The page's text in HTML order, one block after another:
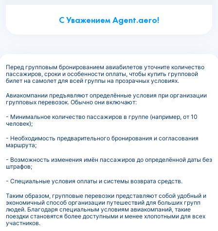
С Уважением Agent.aero!
Перед групповым бронированием авиабилетов уточните количество
пассажиров, сроки и особенности оплаты, чтобы купить групповой
билет на самолет для всей группы на прозрачных условиях.
Авиакомпании предъявляют определённые условия при организации
групповых перевозок. Обычно они включают:
- Минимальное количество пассажиров в группе (например, от 10
человек);
- Необходимость предварительного бронирования и согласования
маршрута;
- Возможность изменения имён пассажиров до определённой даты без
штрафов;
- Специальные условия оплаты и системы возврата средств.
Таким образом, групповые перевозки представляют собой удобный и
экономичный способ организации путешествий для больших групп
людей. Благодаря специальным условиям авиакомпаний, такие
поездки становятся более доступными и менее хлопотными для всех
участников.